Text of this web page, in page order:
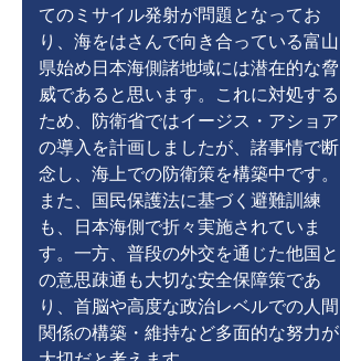
てのミサイル発射が問題となってお
り、海をはさんで向き合っている富山
県始め日本海側諸地域には潜在的な脅
威であると思います。これに対処する
ため、防衛省ではイージス・アショア
の導入を計画しましたが、諸事情で断
念し、海上での防衛策を構築中です。
また、国民保護法に基づく避難訓練
も、日本海側で折々実施されていま
す。一方、普段の外交を通じた他国と
の意思疎通も大切な安全保障策であ
り、首脳や高度な政治レベルでの人間
関係の構築・維持など多面的な努力が